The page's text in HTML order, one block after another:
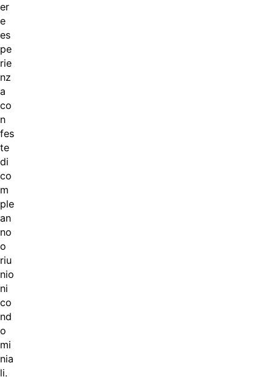
er
e
es
pe
rie
nz
a
co
n
fes
te
di
co
m
ple
an
no
o
riu
nio
ni
co
nd
o
mi
nia
li.